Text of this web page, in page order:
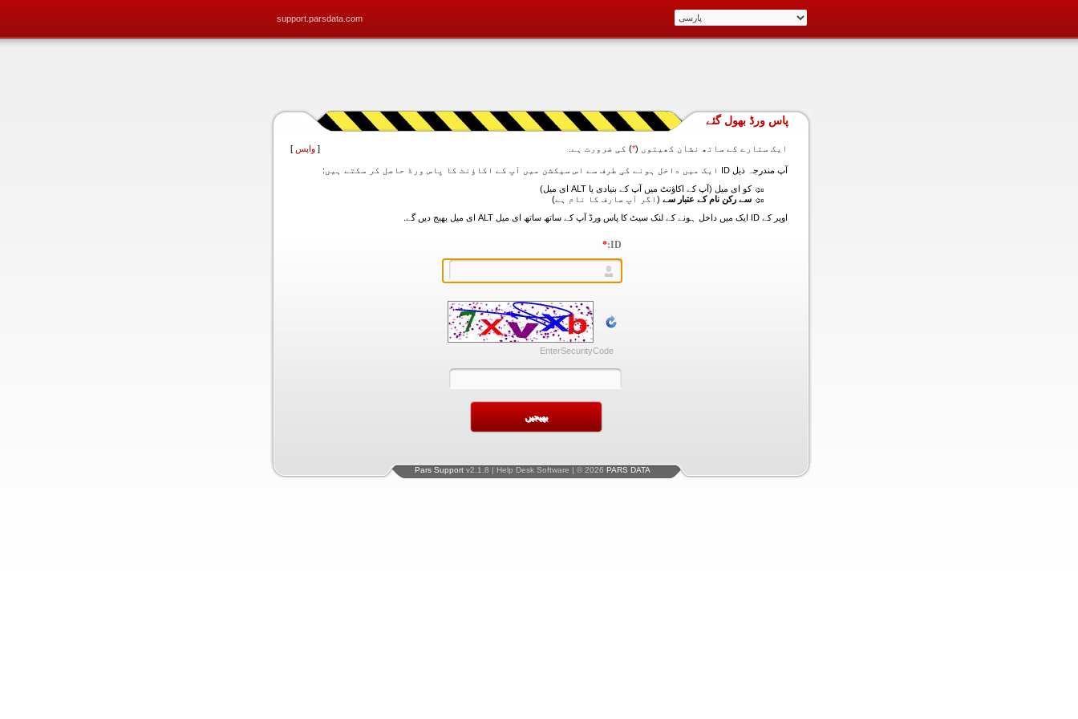
support.parsdata.com
پاس ورڈ بھول گئے
ایک ستارے کے ساتھ نشان کھیتوں (*) کی ضرورت ہے. [ واپس ]
آپ مندرجہ ذیل ID ایک میں داخل ہونے کی طرف سے اس سیکشن میں آپ کے اکاؤنٹ کا پاس ورڈ حاصل کر سکتے ہیں:
کو ای میل (آپ کے اکاؤنٹ میں آپ کے بنیادی یا ALT ای میل)
سے رکن نام کے عتبار سے (اگر آپ صارف کا نام ہے)
اوپر کے ID ایک میں داخل ہونے کے لنک سیٹ کا پاس ورڈ آپ کے ساتھ ساتھ ای میل ALT ای میل بھیج دیں گے.
ID:
*
EnterSecurityCode
Pars Support v2.1.8 | Help Desk Software | © 2026 PARS DATA